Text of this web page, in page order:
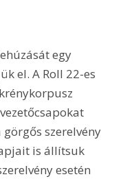
egy
el. A Roll 22-es
szerelvény
is állítsuk
esetén